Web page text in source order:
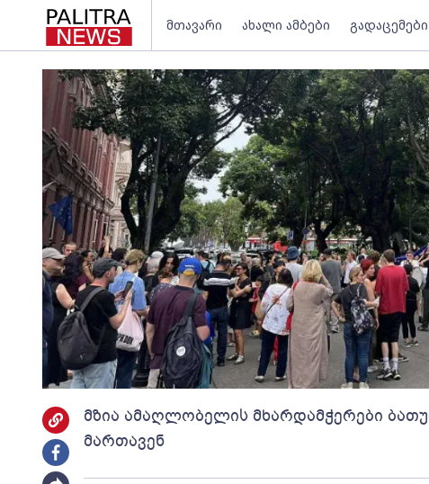
მთავარი ახალი ამბები გადაცემები
მზია ამაღლობელის მხარდამჭერები
მართავენ